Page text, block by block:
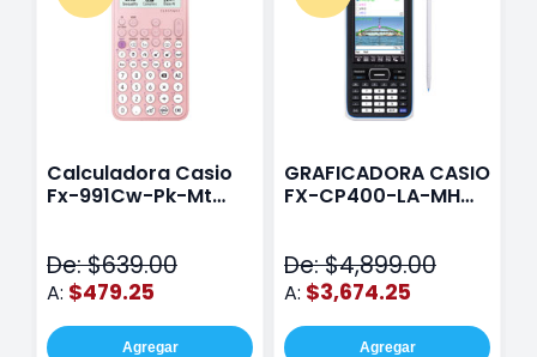
Calculadora Casio
Fx-991Cw-Pk-Mt
De: $639.00
A: $479.25
Agregar
GRAFICADORA CASIO
FX-CP400-LA-MH
De: $4,899.00
A: $3,674.25
Agregar